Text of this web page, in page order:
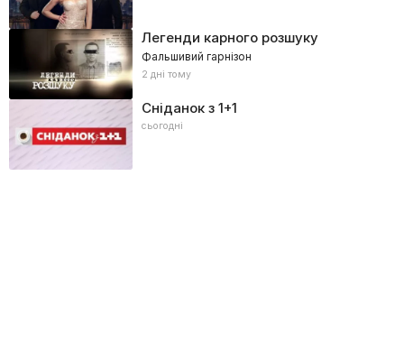
Легенди карного розшуку
Фальшивий гарнізон
2 дні тому
Сніданок з 1+1
сьогодні